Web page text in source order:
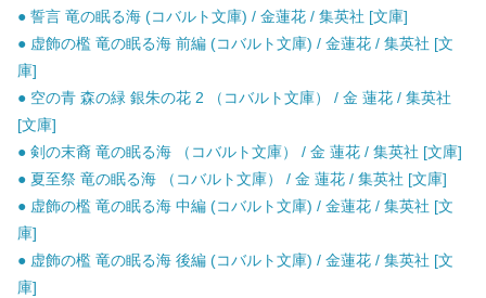
● 誓言 竜の眠る海 (コバルト文庫) / 金蓮花 / 集英社 [文庫]
● 虚飾の檻 竜の眠る海 前編 (コバルト文庫) / 金蓮花 / 集英社 [文
庫]
● 空の青 森の緑 銀朱の花 2 （コバルト文庫） / 金 蓮花 / 集英社
[文庫]
● 剣の末裔 竜の眠る海 （コバルト文庫） / 金 蓮花 / 集英社 [文庫]
● 夏至祭 竜の眠る海 （コバルト文庫） / 金 蓮花 / 集英社 [文庫]
● 虚飾の檻 竜の眠る海 中編 (コバルト文庫) / 金蓮花 / 集英社 [文
庫]
● 虚飾の檻 竜の眠る海 後編 (コバルト文庫) / 金蓮花 / 集英社 [文
庫]